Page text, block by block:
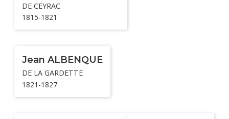
DE CEYRAC
1815-1821
Jean ALBENQUE
DE LA GARDETTE
1821-1827